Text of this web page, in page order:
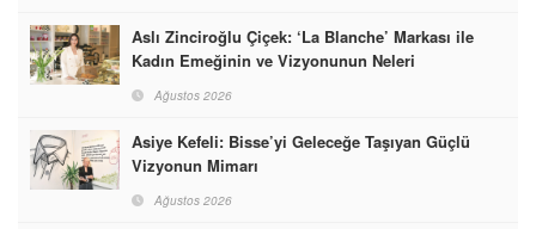
Aslı Zinciroğlu Çiçek: ‘La Blanche’ Markası ile
Kadın Emeğinin ve Vizyonunun Neleri
Başarabileceğinin En Güzel Örneğini Sunuyor
Ağustos 2026
Asiye Kefeli: Bisse’yi Geleceğe Taşıyan Güçlü
Vizyonun Mimarı
Ağustos 2026